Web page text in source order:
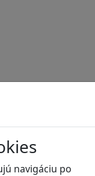
navigáciu po